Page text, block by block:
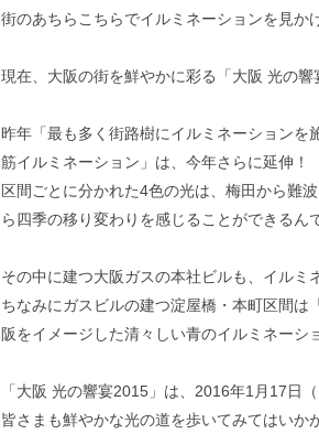
街のあちらこちらでイルミネーションを見か
現在、大阪の街を鮮やかに彩る「大阪 光の響
昨年「最も多く街路樹にイルミネーション
筋イルミネーション」は、今年さらに延伸
区間ごとに分かれた4色の光は、梅田から難
ら四季の移り変わりを感じることができるん
その中に建つ大阪ガスの本社ビルも、イルミ
ちなみにガスビルの建つ淀屋橋・本町区間
阪をイメージした清々しい青のイルミネーシ
「大阪 光の響宴2015」は、2016年1月17日
皆さまも鮮やかな光の道を歩いてみてはいか